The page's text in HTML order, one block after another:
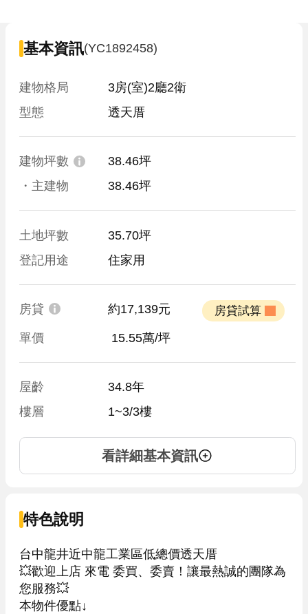
基本資訊(YC1892458)
建物格局
3房(室)2廳2衛
型態
透天厝
建物坪數
38.46坪
・主建物
38.46坪
土地坪數
35.70坪
登記用途
住家用
房貸 約17,139元
單價 15.55萬/坪
屋齡
34.8年
樓層
1~3/3樓
看詳細基本資訊
特色說明
台中龍井近中龍工業區低總價透天厝
💥歡迎上店 來電 委買、委賣！讓最熱誠的團隊為
您服務💥
本物件優點↓